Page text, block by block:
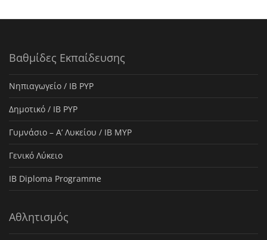
Βαθμίδες Εκπαίδευσης
Νηπιαγωγείο / IB PYP
Δημοτικό / IB PYP
Γυμνάσιο – Α’ Λυκείου / IB MYP
Γενικό Λύκειο
IB Diploma Programme
Αθλητισμός